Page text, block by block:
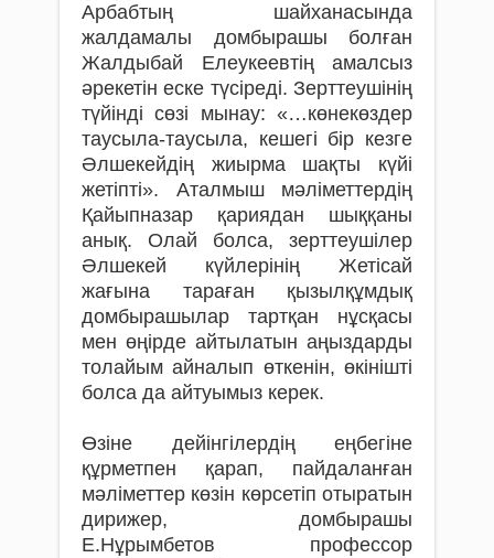
Арбабтың шайханасында
жалдамалы домбырашы болған
Жалдыбай Елеукеевтің амалсыз
әрекетін еске түсіреді. Зерттеушінің
түйінді сөзі мынау: «…көнекөздер
таусыла-таусыла, кешегі бір кезге
Әлшекейдің жиырма шақты күйі
жетіпті». Аталмыш мәліметтердің
Қайыпназар қариядан шыққаны
анық. Олай болса, зерттеушілер
Әлшекей күйлерінің Жетісай
жағына тараған қызылқұмдық
домбырашылар тартқан нұсқасы
мен өңірде айтылатын аңыздарды
толайым айналып өткенін, өкінішті
болса да айтуымыз керек.
Өзіне дейінгілердің еңбегіне
құрметпен қарап, пайдаланған
мәліметтер көзін көрсетіп отыратын
дирижер, домбырашы
Е.Нұрымбетов профессор